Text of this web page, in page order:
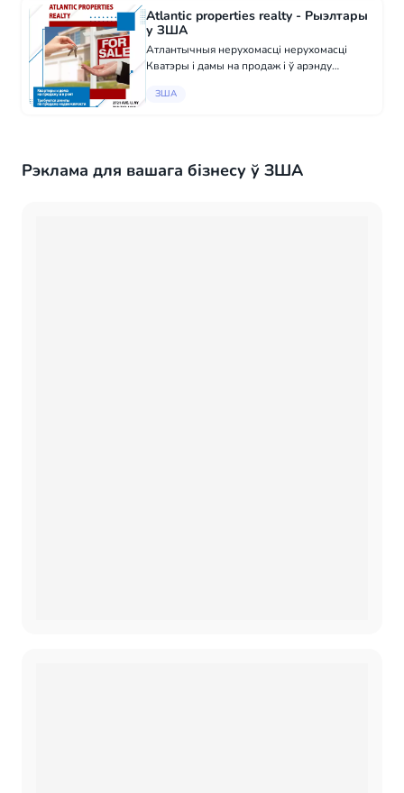
nation...
Atlantic properties realty - Рыэлтары
у ЗША
Атлантычныя нерухомасці нерухомасці
Кватэры і дамы на продаж і ў арэнду
нерухомасці 2721 Аўт. U, Нью-Ёрк +1 (718)
ЗША
Рэклама для вашага бізнесу ў ЗША